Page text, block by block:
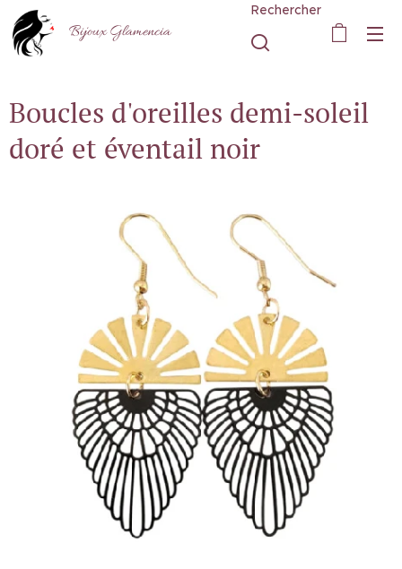
Bijoux Glamencia
Rechercher
Boucles d'oreilles demi-soleil
doré et éventail noir